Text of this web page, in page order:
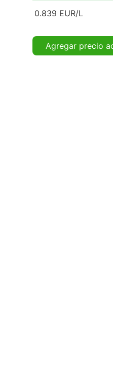
0.839 EUR/L
Agregar precio